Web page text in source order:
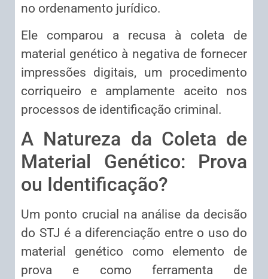
no ordenamento jurídico.
Ele comparou a recusa à coleta de
material genético à negativa de fornecer
impressões digitais, um procedimento
corriqueiro e amplamente aceito nos
processos de identificação criminal.
A Natureza da Coleta de
Material Genético: Prova
ou Identificação?
Um ponto crucial na análise da decisão
do STJ é a diferenciação entre o uso do
material genético como elemento de
prova e como ferramenta de